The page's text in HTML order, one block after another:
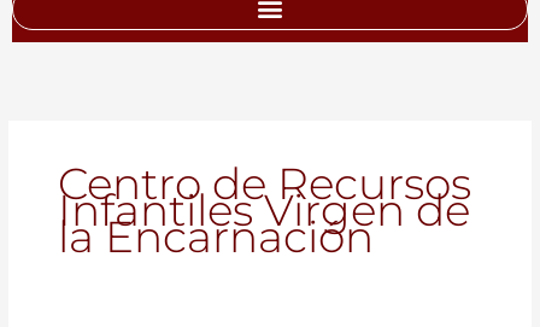
Centro de Recursos
Infantiles Virgen de
la Encarnación